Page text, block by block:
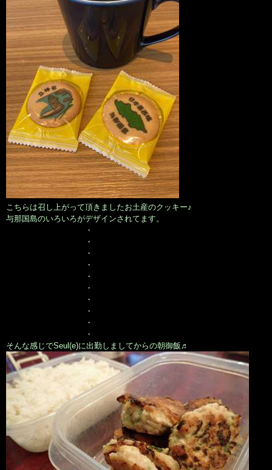
こちらは召し上がって頂きましたお土産のクッキー♪
与那国島のいろいろがデザインされてます。
・
・
・
・
・
・
・
・
・
・
そんな感じでSeul(e)に出勤しましてからの朝御飯♬